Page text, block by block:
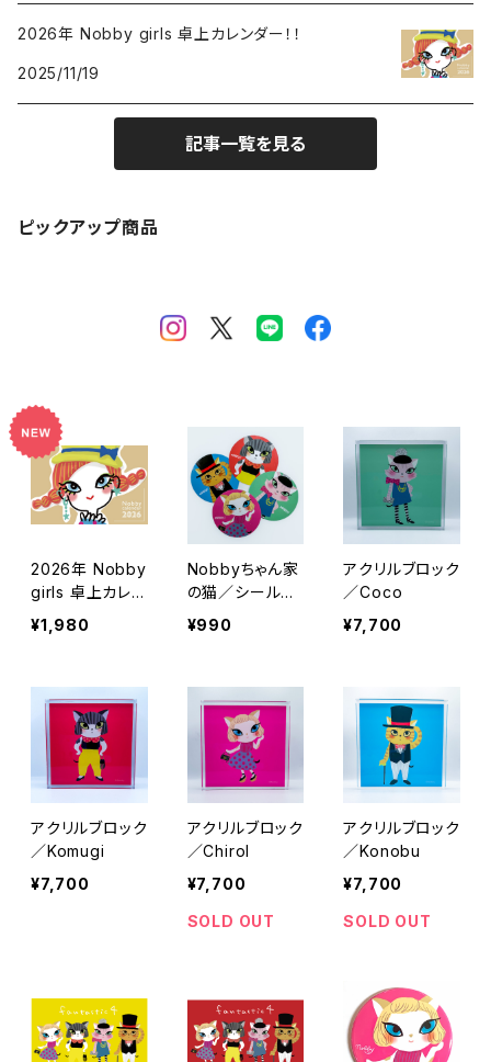
2026年 Nobby girls 卓上カレンダー！！
2025/11/19
記事一覧を見る
ピックアップ商品
2026年 Nobby
girls 卓上カレン
ダー（１月はじま
り）
¥1,980
Nobbyちゃん家
の猫／シール4
枚セット
¥990
アクリルブロック
／Coco
¥7,700
アクリルブロック
／Komugi
¥7,700
アクリルブロック
／Chirol
¥7,700
SOLD OUT
アクリルブロック
／Konobu
¥7,700
SOLD OUT